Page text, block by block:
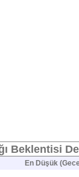
Beklentisi
En Düşük